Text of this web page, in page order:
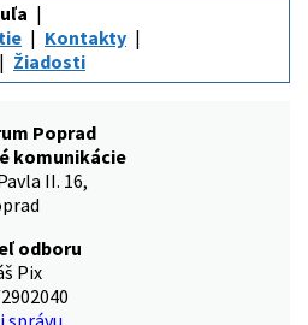
Kontakty
Žiadosti
Poprad
komunikácie
II. 16,
odboru
Pix